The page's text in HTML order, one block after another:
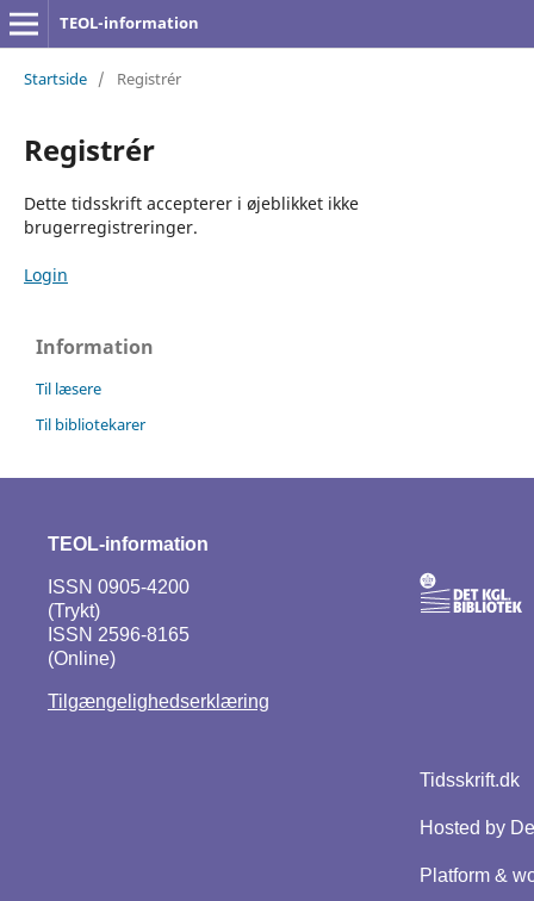
TEOL-information
Startside / Registrér
Registrér
Dette tidsskrift accepterer i øjeblikket ikke
brugerregistreringer.
Login
Information
Til læsere
Til bibliotekarer
TEOL-information
ISSN 0905-4200
(Trykt)
ISSN 2596-8165
(Online)
Tilgængelighedserklæring